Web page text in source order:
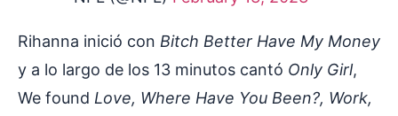
Rihanna inició con Bitch Better Have My Money
y a lo largo de los 13 minutos cantó Only Girl,
We found Love, Where Have You Been?, Work,